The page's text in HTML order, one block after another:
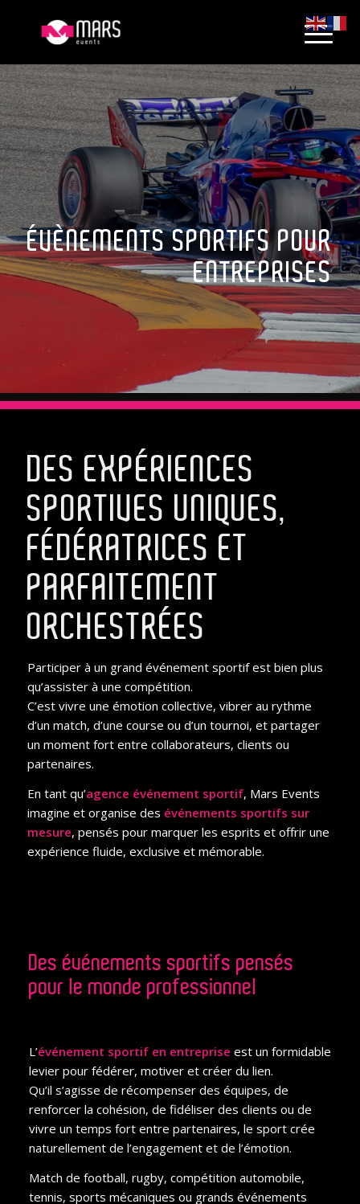
ÉVÈNEMENTS SPORTIFS POUR
ENTREPRISES
DES EXPÉRIENCES
SPORTIVES UNIQUES,
FÉDÉRATRICES ET
PARFAITEMENT
ORCHESTRÉES
Participer à un grand événement sportif est bien plus
qu’assister à une compétition.
C’est vivre une émotion collective, vibrer au rythme
d’un match, d’une course ou d’un tournoi, et partager
un moment fort entre collaborateurs, clients ou
partenaires.
En tant qu’agence événement sportif, Mars Events
imagine et organise des événements sportifs sur
mesure, pensés pour marquer les esprits et offrir une
expérience fluide, exclusive et mémorable.
Des événements sportifs pensés
pour le monde professionnel
L’événement sportif en entreprise est un formidable
levier pour fédérer, motiver et créer du lien.
Qu’il s’agisse de récompenser des équipes, de
renforcer la cohésion, de fidéliser des clients ou de
vivre un temps fort entre partenaires, le sport crée
naturellement de l’engagement et de l’émotion.
Match de football, rugby, compétition automobile,
tennis, sports mécaniques ou grands événements